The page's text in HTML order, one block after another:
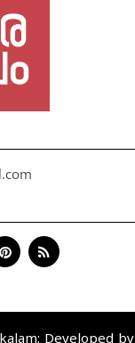
Developed by